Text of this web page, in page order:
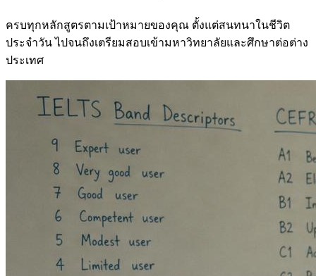
ครบทุกหลักสูตรตามเป้าหมายของคุณ ตั้งแต่สนทนาในชีวิต
ประจำวัน ไปจนถึงเตรียมสอบเข้ามหาวิทยาลัยและศึกษาต่อต่าง
ประเทศ